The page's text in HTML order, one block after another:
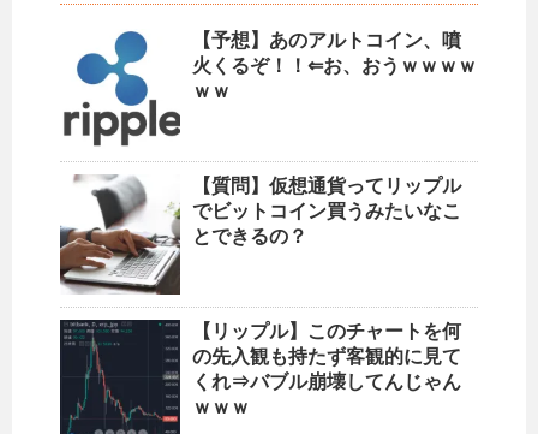
【予想】あのアルトコイン、噴
火くるぞ！！⇐お、おうｗｗｗｗ
ｗｗ
【質問】仮想通貨ってリップル
でビットコイン買うみたいなこ
とできるの？
【リップル】このチャートを何
の先入観も持たず客観的に見て
くれ⇒バブル崩壊してんじゃん
ｗｗｗ